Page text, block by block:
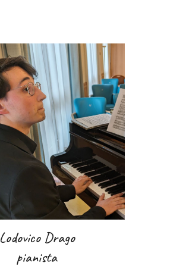
Lodovico Drago
pianista